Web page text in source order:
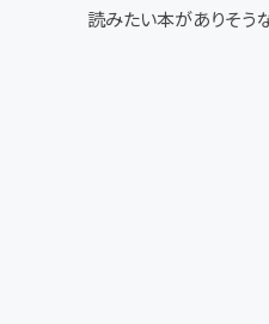
読みたい本がありそう